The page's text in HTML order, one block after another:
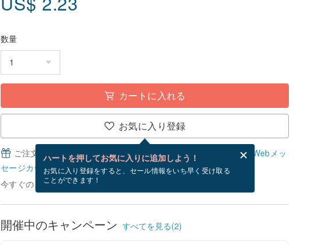
数量
カートに入れる
お気に入り登録
ハートを押してお気に入りに追加しよう！
お気に入り登録をすると、セール情報をいち早く受け取る
ことができます！
ご注文完了後、無料でWebメッセージカードを作成できます。
Webメッ
セージカードとは？
今すぐのご注文で8/23~8/29にお届け予定です。
開催中のキャンペーン すべてを見る(2)